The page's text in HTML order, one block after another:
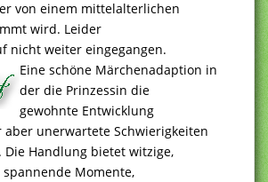
von einem mittelalterlichen
wird. Leider
nicht weiter eingegangen.
Eine schöne Märchenadaption in
der die Prinzessin die
gewohnte Entwicklung
unerwartete Schwierigkeiten
Handlung bietet witzige,
Momente,